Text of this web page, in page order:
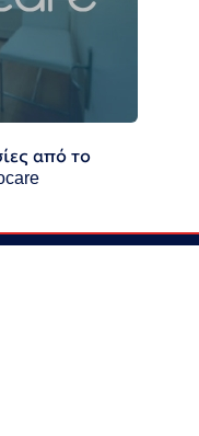
από το